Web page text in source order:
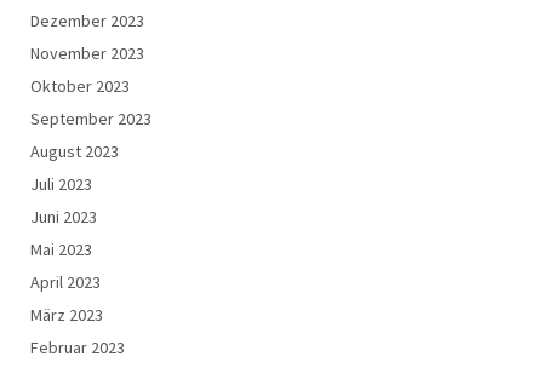
Dezember 2023
November 2023
Oktober 2023
September 2023
August 2023
Juli 2023
Juni 2023
Mai 2023
April 2023
März 2023
Februar 2023